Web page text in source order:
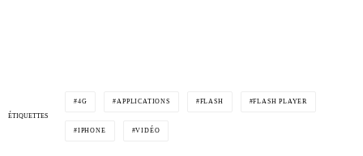
ÉTIQUETTES
4G APPLICATIONS FLASH FLASH PLAYER
IPHONE VIDÉO